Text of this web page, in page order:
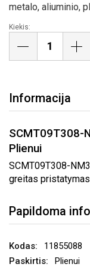
metalo, aliuminio,
Kiekis:
Informacija
SCMT09T308-
Plienui
SCMT09T308-
greitas
Papildoma
11855088
Plienui